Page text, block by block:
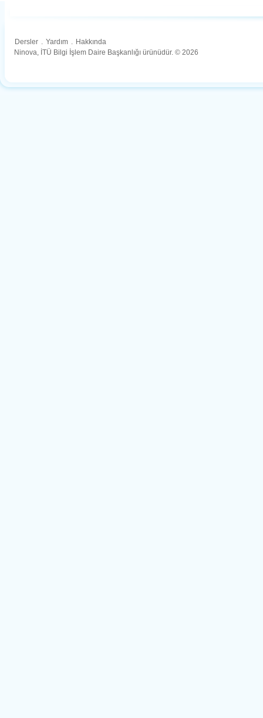
Dersler . Yardım . Hakkında
Ninova, İTÜ Bilgi İşlem Daire Başkanlığı ürünüdür. © 2026